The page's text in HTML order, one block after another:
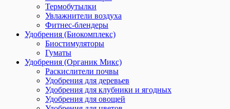
Термобутылки
Увлажнители воздуха
Фитнес-блендеры
Удобрения (Биокомплекс)
Биостимуляторы
Гуматы
Удобрения (Органик Микс)
Раскислители почвы
Удобрения для деревьев
Удобрения для клубники и ягодных
Удобрения для овощей